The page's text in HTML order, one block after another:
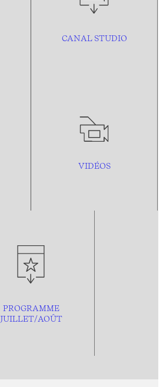
CANAL STUDIO
VIDÉOS
PROGRAMME
JUILLET/AOÛT